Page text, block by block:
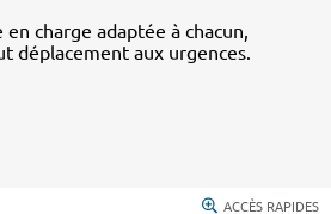
charge adaptée à chacun,
déplacement aux urgences.
ACCÈS RAPIDES